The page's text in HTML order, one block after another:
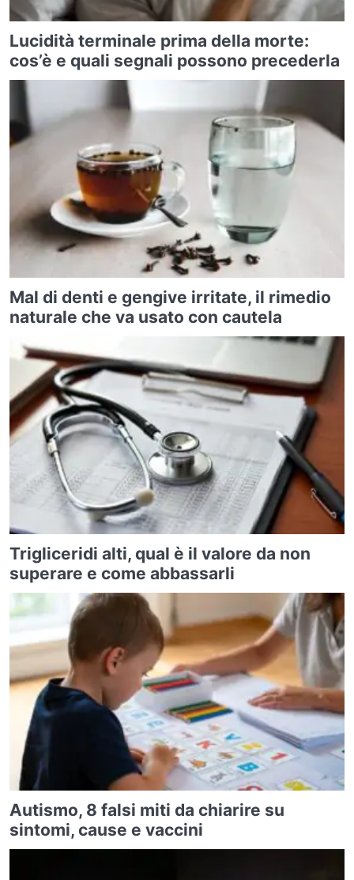
Lucidità terminale prima della morte:
cos’è e quali segnali possono precederla
Mal di denti e gengive irritate, il rimedio
naturale che va usato con cautela
Trigliceridi alti, qual è il valore da non
superare e come abbassarli
Autismo, 8 falsi miti da chiarire su
sintomi, cause e vaccini